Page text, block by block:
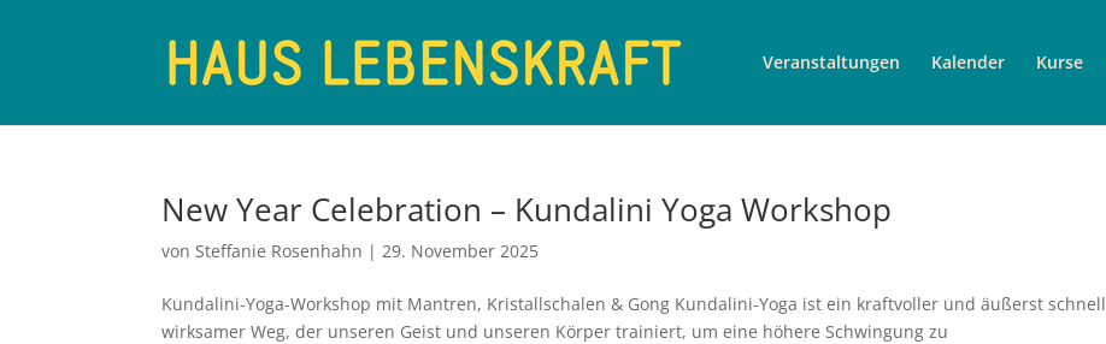
Veranstaltungen Kalender Kurse
New Year Celebration – Kundalini Yoga Workshop
vonSteffanie Rosenhahn |29. November 2025
Kundalini-Yoga-Workshop mit Mantren, Kristallschalen & Gong Kundalini-Yoga ist ein kraftvoller und äußerst schnell
wirksamer Weg, der unseren Geist und unseren Körper trainiert, um eine höhere Schwingung zu